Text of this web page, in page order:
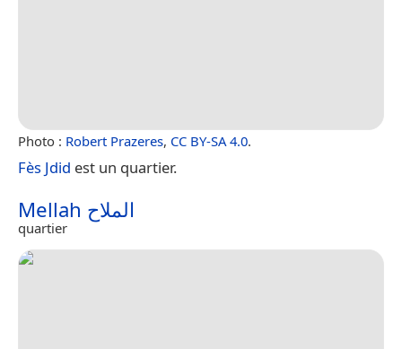
Photo : Robert Prazeres, CC BY-SA 4.0.
Fès Jdid est un quartier.
Mellah الملاح
quartier